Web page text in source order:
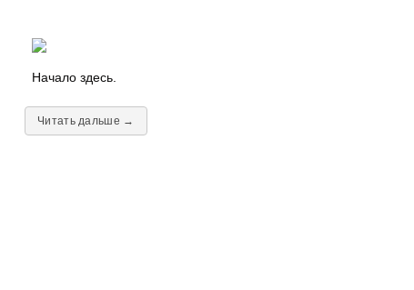
Начало здесь.
Читать дальше →